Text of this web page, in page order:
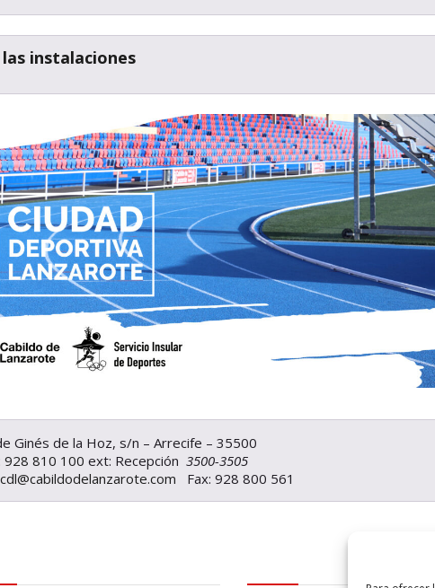
instalaciones
Ginés de la Hoz, s/n – Arrecife – 35500
928 810 100 ext: Recepción 3500-3505
Fax: 928 800 561